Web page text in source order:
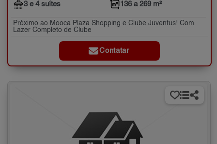
3 e 4 suítes 136 a 269 m²
Próximo ao Mooca Plaza Shopping e Clube Juventus! Com
Lazer Completo de Clube
Contatar